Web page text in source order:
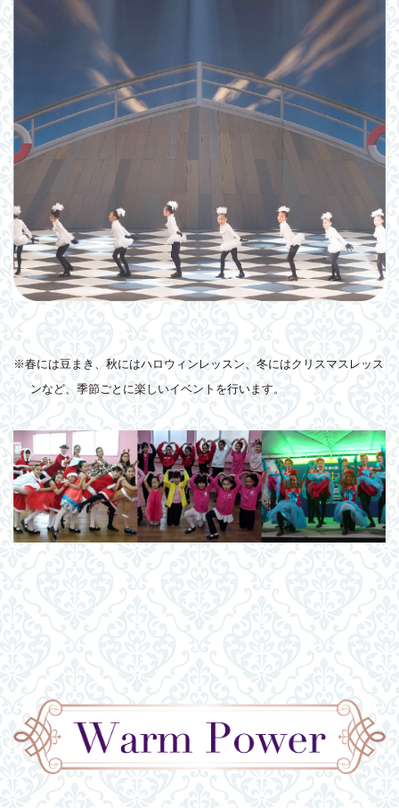
※春には豆まき、秋にはハロウィンレッスン、冬にはクリスマスレッス
ンなど、季節ごとに楽しいイベントを行います。